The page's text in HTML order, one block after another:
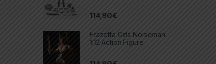
114,90€
Frazetta Girls Norseman
1:12 Action Figure